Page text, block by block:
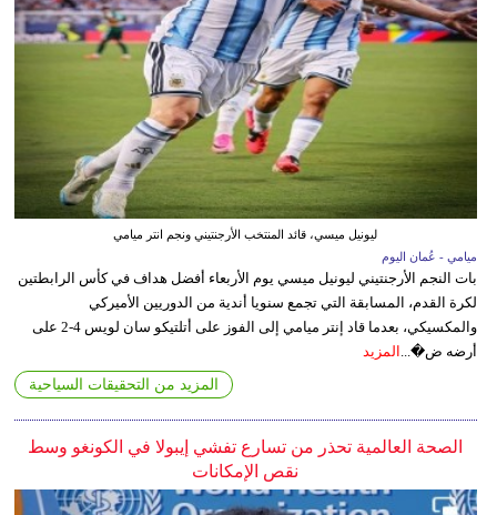
ليونيل ميسي، قائد المنتخب الأرجنتيني ونجم انتر ميامي
ميامي - عُمان اليوم
بات النجم الأرجنتيني ليونيل ميسي يوم الأربعاء أفضل هداف في كأس الرابطتين
لكرة القدم، المسابقة التي تجمع سنويا أندية من الدوريين الأميركي
والمكسيكي، بعدما قاد إنتر ميامي إلى الفوز على أتلتيكو سان لويس 4-2 على
أرضه ض�... المزيد
المزيد من التحقيقات السياحية
الصحة العالمية تحذر من تسارع تفشي إيبولا في الكونغو وسط
نقص الإمكانات